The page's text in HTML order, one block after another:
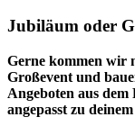
Jubiläum oder
Gerne kommen wir
Großevent und
Angeboten aus
angepasst zu